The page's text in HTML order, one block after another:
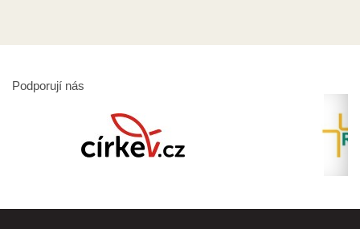
Podporují nás